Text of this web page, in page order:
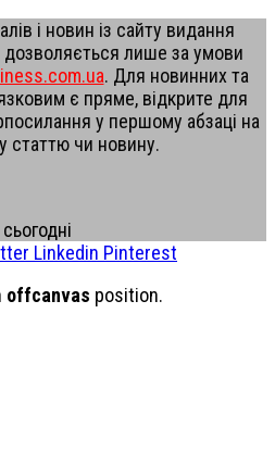
і новин із сайту видання
дозволяється лише за умови
. Для новинних та
є пряме, відкрите для
у першому абзаці на
статтю чи новину.
Linkedin Pinterest
offcanvas position.